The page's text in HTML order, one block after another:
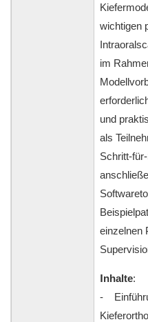
wichtigen
im
und
als
Schritt-
einzelnen
Inhalte:
-